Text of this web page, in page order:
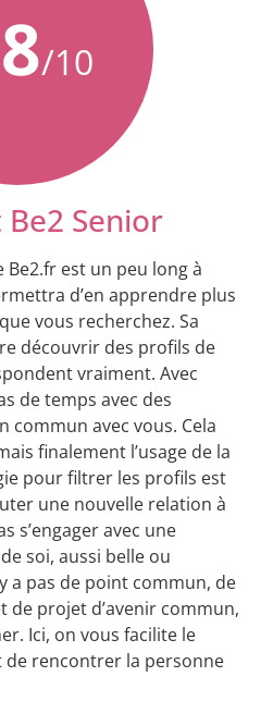
/10
Senior
est un peu long à
d’en apprendre plus
vous recherchez. Sa
découvrir des profils de
vraiment. Avec
de temps avec des
commun avec vous. Cela
finalement l’usage de la
pour filtrer les profils est
une nouvelle relation à
s’engager avec une
soi, aussi belle ou
a pas de point commun, de
de projet d’avenir commun,
Ici, on vous facilite le
rencontrer la personne